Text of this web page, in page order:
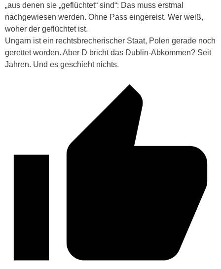
„aus denen sie „geflüchtet“ sind“: Das muss erstmal
nachgewiesen werden. Ohne Pass eingereist. Wer weiß,
woher der geflüchtet ist.
Ungarn ist ein rechtsbrecherischer Staat, Polen gerade noch
gerettet worden. Aber D bricht das Dublin-Abkommen? Seit
Jahren. Und es geschieht nichts.